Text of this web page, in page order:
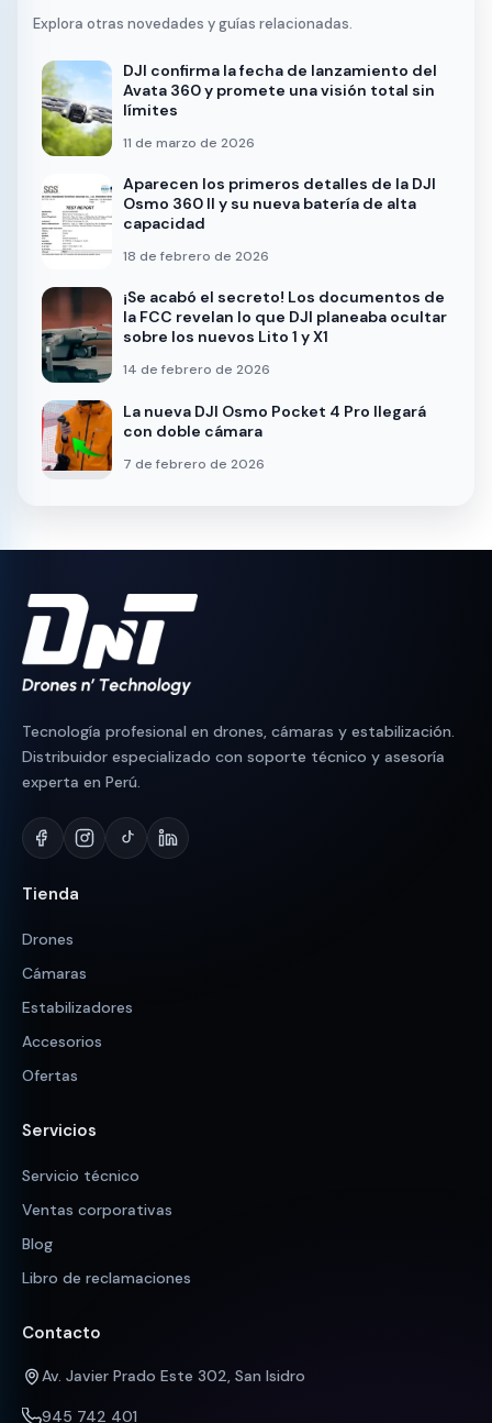
Explora otras novedades y guías relacionadas.
DJI confirma la fecha de lanzamiento del
Avata 360 y promete una visión total sin
límites
11 de marzo de 2026
Aparecen los primeros detalles de la DJI
Osmo 360 II y su nueva batería de alta
capacidad
18 de febrero de 2026
¡Se acabó el secreto! Los documentos de
la FCC revelan lo que DJI planeaba ocultar
sobre los nuevos Lito 1 y X1
14 de febrero de 2026
La nueva DJI Osmo Pocket 4 Pro llegará
con doble cámara
7 de febrero de 2026
Tecnología profesional en drones, cámaras y estabilización.
Distribuidor especializado con soporte técnico y asesoría
experta en Perú.
Tienda
Drones
Cámaras
Estabilizadores
Accesorios
Ofertas
Servicios
Servicio técnico
Ventas corporativas
Blog
Libro de reclamaciones
Contacto
Av. Javier Prado Este 302, San Isidro
945 742 401